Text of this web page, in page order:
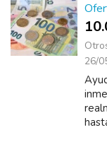
26/